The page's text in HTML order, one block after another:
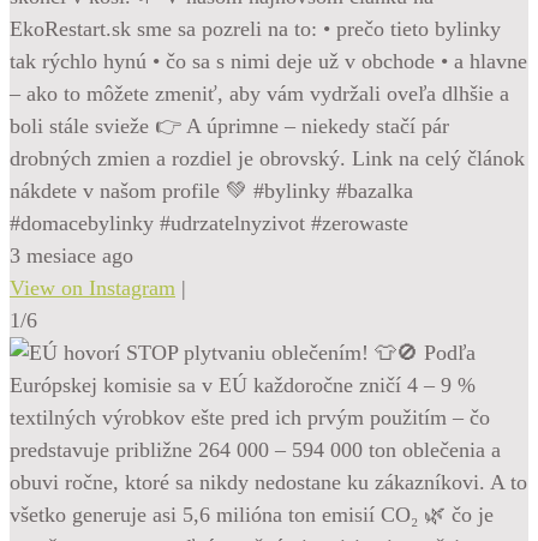
EkoRestart.sk sme sa pozreli na to: • prečo tieto bylinky
tak rýchlo hynú • čo sa s nimi deje už v obchode • a hlavne
– ako to môžete zmeniť, aby vám vydržali oveľa dlhšie a
boli stále svieže 👉 A úprimne – niekedy stačí pár
drobných zmien a rozdiel je obrovský. Link na celý článok
nákdete v našom profile 💚 #bylinky #bazalka
#domacebylinky #udrzatelnyzivot #zerowaste
3 mesiace ago
View on Instagram |
1/6